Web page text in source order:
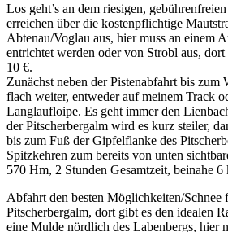
Los geht’s an dem riesigen,
erreichen über die kostenpflichtige
Abtenau/Voglau aus, hier muss an einem
entrichtet werden oder von Strobl aus,
10 €.
Zunächst neben der Pistenabfahrt bis zum
flach weiter, entweder auf meinem Track
Langlaufloipe. Es geht immer den
der Pitscherbergalm wird es kurz steiler,
bis zum Fuß der Gipfelflanke des
Spitzkehren zum bereits von unten
570 Hm, 2 Stunden Gesamtzeit, beinahe 6
Abfahrt den besten Möglichkeiten/Schnee
Pitscherbergalm, dort gibt es den idealen
eine Mulde nördlich des Labenbergs, hier